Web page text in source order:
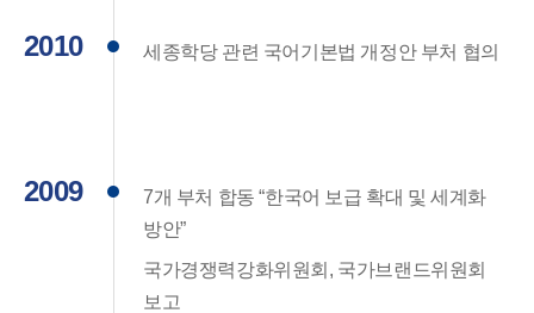
2010 세종학당 관련 국어기본법 개정안 부처 협의
2009
7개 부처 합동 “한국어 보급 확대 및 세계화
방안”
국가경쟁력강화위원회, 국가브랜드위원회
보고